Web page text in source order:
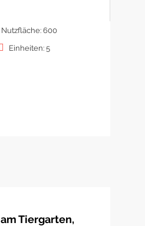
Nutzfläche: 600
Einheiten: 5
Tiergarten,